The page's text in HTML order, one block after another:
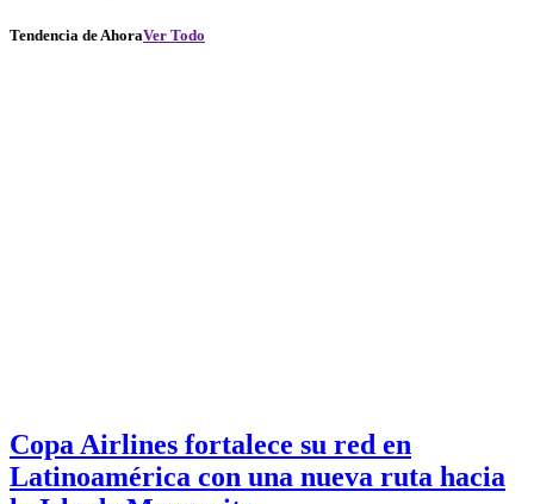
Tendencia de AhoraVer Todo
Copa Airlines fortalece su red en
Latinoamérica con una nueva ruta hacia